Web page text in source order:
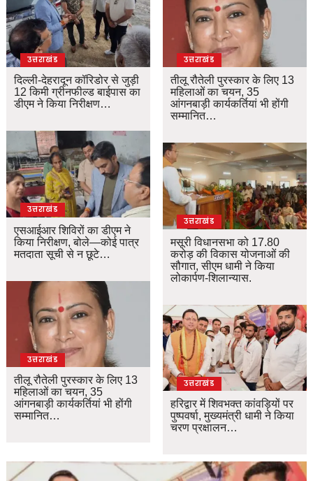
उत्तराखंड
दिल्ली-देहरादून कॉरिडोर से जुड़ी
12 किमी ग्रीनफील्ड बाईपास का
डीएम ने किया निरीक्षण…
उत्तराखंड
एसआईआर शिविरों का डीएम ने
किया निरीक्षण, बोले—कोई पात्र
मतदाता सूची से न छूटे…
उत्तराखंड
तीलू रौतेली पुरस्कार के लिए 13
महिलाओं का चयन, 35
आंगनबाड़ी कार्यकर्तियां भी होंगी
सम्मानित…
उत्तराखंड
तीलू रौतेली पुरस्कार के लिए 13
महिलाओं का चयन, 35
आंगनबाड़ी कार्यकर्तियां भी होंगी
सम्मानित…
उत्तराखंड
मसूरी विधानसभा को 17.80
करोड़ की विकास योजनाओं की
सौगात, सीएम धामी ने किया
लोकार्पण-शिलान्यास.
उत्तराखंड
हरिद्वार में शिवभक्त कांवड़ियों पर
पुष्पवर्षा, मुख्यमंत्री धामी ने किया
चरण प्रक्षालन…